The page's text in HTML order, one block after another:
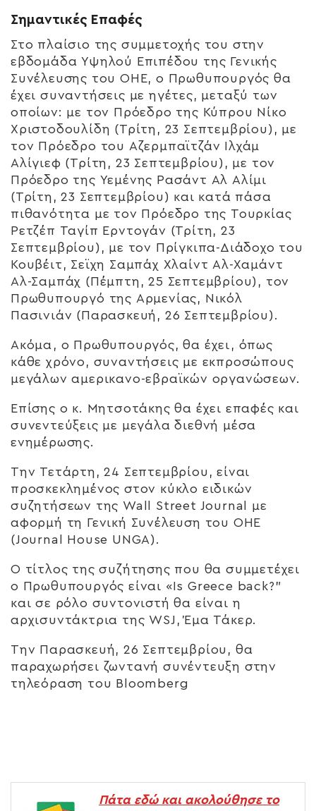
Σημαντικές Επαφές
Στο πλαίσιο της συμμετοχής του στην
εβδομάδα Υψηλού Επιπέδου της Γενικής
Συνέλευσης του ΟΗΕ, ο Πρωθυπουργός θα
έχει συναντήσεις με ηγέτες, μεταξύ των
οποίων: με τον Πρόεδρο της Κύπρου Νίκο
Χριστοδουλίδη (Τρίτη, 23 Σεπτεμβρίου), με
τον Πρόεδρο του Αζερμπαϊτζάν Iλχάμ
Αλίγιεφ (Τρίτη, 23 Σεπτεμβρίου), με τον
Πρόεδρο της Υεμένης Ρασάντ Αλ Αλίμι
(Τρίτη, 23 Σεπτεμβρίου) και κατά πάσα
πιθανότητα με τον Πρόεδρο της Τουρκίας
Ρετζέπ Ταγίπ Ερντογάν (Τρίτη, 23
Σεπτεμβρίου), με τον Πρίγκιπα-Διάδοχο του
Κουβέιτ, Σεϊχη Σαμπάχ Χλαίντ Αλ-Χαμάντ
Αλ-Σαμπάχ (Πέμπτη, 25 Σεπτεμβρίου), τον
Πρωθυπουργό της Αρμενίας, Νικόλ
Πασινιάν (Παρασκευή, 26 Σεπτεμβρίου).
Ακόμα, ο Πρωθυπουργός, θα έχει, όπως
κάθε χρόνο, συναντήσεις με εκπροσώπους
μεγάλων αμερικανο-εβραϊκών οργανώσεων.
Επίσης ο κ. Μητσοτάκης θα έχει επαφές και
συνεντεύξεις με μεγάλα διεθνή μέσα
ενημέρωσης.
Tην Τετάρτη, 24 Σεπτεμβρίου, είναι
προσκεκλημένος στον κύκλο ειδικών
συζητήσεων της Wall Street Journal με
αφορμή τη Γενική Συνέλευση του ΟΗΕ
(Journal House UNGA).
Ο τίτλος της συζήτησης που θα συμμετέχει
ο Πρωθυπουργός είναι «Is Greece back?”
και σε ρόλο συντονιστή θα είναι η
αρχισυντάκτρια της WSJ, Έμα Τάκερ.
Την Παρασκευή, 26 Σεπτεμβρίου, θα
παραχωρήσει ζωντανή συνέντευξη στην
τηλεόραση του Bloomberg
Πάτα εδώ και ακολούθησε το